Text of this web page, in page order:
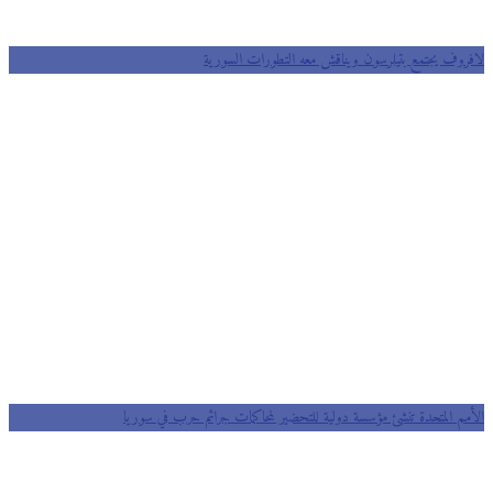
لافروف يجتمع بتيلرسون ويناقش معه التطورات السورية
الأمم المتحدة تنشئ مؤسسة دولية للتحضير لمحاكمات جرائم حرب في سوريا